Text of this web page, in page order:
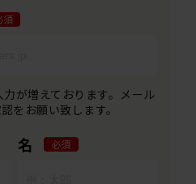
須
が増えております。メール
をお願い致します。
名 必須